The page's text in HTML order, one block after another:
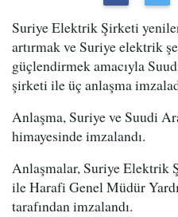
Suriye Elektrik Şirketi
artırmak ve Suriye elektrik
güçlendirmek amacıyla
şirketi ile üç anlaşma
Anlaşma, Suriye ve Suudi
himayesinde imzalandı.
Anlaşmalar, Suriye Elektrik
ile Harafi Genel Müdür
tarafından imzalandı.